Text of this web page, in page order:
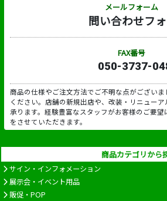
メールフォーム
問い合わせフ
FAX番号
050-3737-
商品の仕様やご注文方法でご不明な点がござい
ください。店舗の新規出店や、改装・リニュー
承ります。経験豊富なスタッフがお客様のご要望
をさせていただきます。
商品カテゴリから
サイン・インフォメーション
展示会・イベント用品
販促・POP